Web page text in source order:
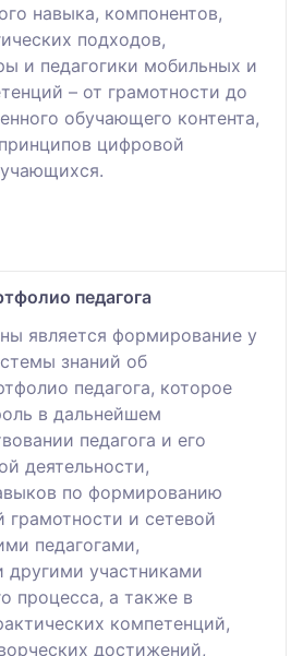
навыка, компонентов,
подходов,
и педагогики мобильных и
– от грамотности до
обучающего контента,
цифровой
педагога
является формирование у
знаний об
педагога, которое
в дальнейшем
педагога и его
деятельности,
по формированию
и сетевой
педагогами,
участниками
процесса, а также в
компетенций,
достижений,